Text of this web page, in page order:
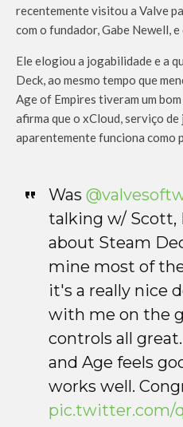
recentemente visitou a Valve
com o fundador, Gabe Newell,
Ele elogiou a jogabilidade e a
Deck, ao mesmo tempo que
Age of Empires tiveram um
afirma que o xCloud, serviço
aparentemente funciona como
Was
talking w/ Scott,
about Steam
mine most of
it's a really nice
with me on the
controls all
and Age feels
works well.
pic.twitter.com/